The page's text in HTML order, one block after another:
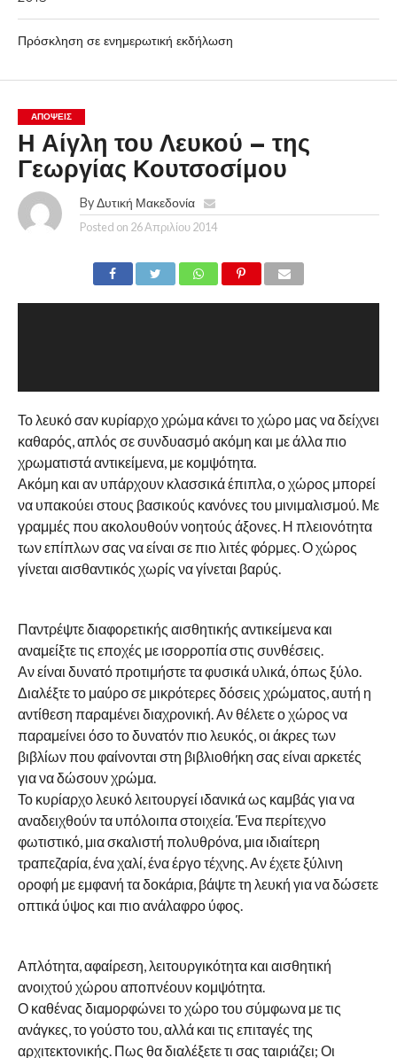
Πρόσκληση σε ενημερωτική εκδήλωση
ΑΠΌΨΕΙΣ
Η Αίγλη του Λευκού – της
Γεωργίας Κουτσοσίμου
By Δυτική Μακεδονία
Posted on 26 Απριλίου 2014
Το λευκό σαν κυρίαρχο χρώμα κάνει το χώρο μας να δείχνει
καθαρός, απλός σε συνδυασμό ακόμη και με άλλα πιο
χρωματιστά αντικείμενα, με κομψότητα.
Ακόμη και αν υπάρχουν κλασσικά έπιπλα, ο χώρος μπορεί
να υπακούει στους βασικούς κανόνες του μινιμαλισμού. Με
γραμμές που ακολουθούν νοητούς άξονες. Η πλειονότητα
των επίπλων σας να είναι σε πιο λιτές φόρμες. Ο χώρος
γίνεται αισθαντικός χωρίς να γίνεται βαρύς.
Παντρέψτε διαφορετικής αισθητικής αντικείμενα και
αναμείξτε τις εποχές με ισορροπία στις συνθέσεις.
Αν είναι δυνατό προτιμήστε τα φυσικά υλικά, όπως ξύλο.
Διαλέξτε το μαύρο σε μικρότερες δόσεις χρώματος, αυτή η
αντίθεση παραμένει διαχρονική. Αν θέλετε ο χώρος να
παραμείνει όσο το δυνατόν πιο λευκός, οι άκρες των
βιβλίων που φαίνονται στη βιβλιοθήκη σας είναι αρκετές
για να δώσουν χρώμα.
Το κυρίαρχο λευκό λειτουργεί ιδανικά ως καμβάς για να
αναδειχθούν τα υπόλοιπα στοιχεία. Ένα περίτεχνο
φωτιστικό, μια σκαλιστή πολυθρόνα, μια ιδιαίτερη
τραπεζαρία, ένα χαλί, ένα έργο τέχνης. Αν έχετε ξύλινη
οροφή με εμφανή τα δοκάρια, βάψτε τη λευκή για να δώσετε
οπτικά ύψος και πιο ανάλαφρο ύφος.
Απλότητα, αφαίρεση, λειτουργικότητα και αισθητική
ανοιχτού χώρου αποπνέουν κομψότητα.
Ο καθένας διαμορφώνει το χώρο του σύμφωνα με τις
ανάγκες, το γούστο του, αλλά και τις επιταγές της
αρχιτεκτονικής. Πως θα διαλέξετε τι σας ταιριάζει; Οι